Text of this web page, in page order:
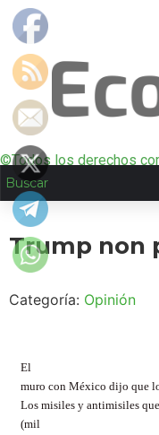
©Todos los derechos
Trump non
Categoría: Opinión
El
muro con México dijo que
Los misiles y antimisiles
(mil